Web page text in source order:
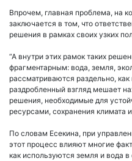
Впрочем, главная проблема, на
заключается в том, что
решения в рамках своих узких
“А внутри этих рамок таких
фрагментарным: вода, земля,
рассматриваются раздельно,
раздробленный взгляд мешает
решения, необходимые для
ресурсами, сохранения климата
По словам Есекина, при
этот процесс влияют многие
как используются земля и вода